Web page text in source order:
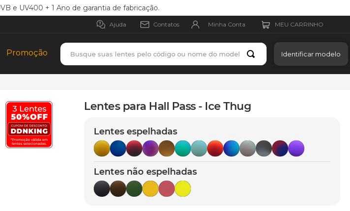
e UV400 + 1 Ano de garantia de fabricação.
Ajuda Contatos Minha Conta
Promoção
Busque suas lentes pelo código ou nome do modelo
Identificar modelo
Lentes para Hall Pass - Ice Thug
Lentes espelhadas
Lentes não espelhadas